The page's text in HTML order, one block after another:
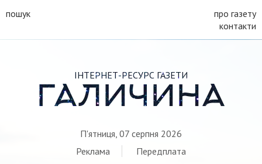
пошук
про газету
контакти
ІНТЕРНЕТ-РЕСУРС ГАЗЕТИ
ГАЛИЧИНА
П'ятниця, 07 серпня 2026
Реклама
Передплата